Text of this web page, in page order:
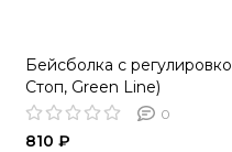
Бейсболка с
Стоп, Green Line)
0
810 ₽